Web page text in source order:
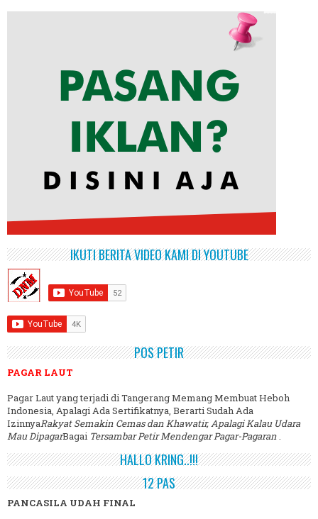
IKUTI BERITA VIDEO KAMI DI YOUTUBE
POS PETIR
PAGAR LAUT
Pagar Laut yang terjadi di Tangerang Memang Membuat Heboh
Indonesia, Apalagi Ada Sertifikatnya, Berarti Sudah Ada
IzinnyaRakyat Semakin Cemas dan Khawatir, Apalagi Kalau Udara
Mau DipagarBagai Tersambar Petir Mendengar Pagar-Pagaran.
HALLO KRING..!!!
12 PAS
PANCASILA UDAH FINAL